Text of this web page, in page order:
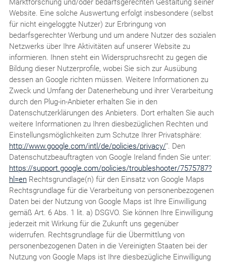
Website. Eine solche Auswertung erfolgt insbesondere (selbst
für nicht eingeloggte Nutzer) zur Erbringung von
bedarfsgerechter Werbung und um andere Nutzer des sozialen
Netzwerks über Ihre Aktivitäten auf unserer Website zu
informieren. Ihnen steht ein Widerspruchsrecht zu gegen die
Bildung dieser Nutzerprofile, wobei Sie sich zur Ausübung
dessen an Google richten müssen. Weitere Informationen zu
Zweck und Umfang der Datenerhebung und ihrer Verarbeitung
durch den Plug-in-Anbieter erhalten Sie in den
Datenschutzerklärungen des Anbieters. Dort erhalten Sie auch
weitere Informationen zu Ihren diesbezüglichen Rechten und
Einstellungsmöglichkeiten zum Schutze Ihrer Privatsphäre:
http://www.google.com/intl/de/policies/privacy/". Den
Datenschutzbeauftragten von Google Ireland finden Sie unter:
https://support.google.com/policies/troubleshooter/7575787?
hl=enRechtsgrundlage(n) für den Einsatz von Google Maps
Rechtsgrundlage für die Verarbeitung von personenbezogenen
Daten bei der Nutzung von Google Maps ist Ihre Einwilligung
gemäß Art. 6 Abs. 1 lit. a) DSGVO. Sie können Ihre Einwilligung
jederzeit mit Wirkung für die Zukunft uns gegenüber
widerrufen. Rechtsgrundlage für die Übermittlung von
personenbezogenen Daten in die Vereinigten Staaten bei der
Nutzung von Google Maps ist Ihre diesbezügliche Einwilligung